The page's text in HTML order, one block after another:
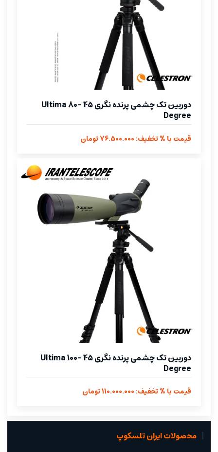
دوربین تک چشمی پرنده نگری Ultima 80- 45
Degree
قیمت با % تخفیف: 76.500.000 تومان
دوربین تک چشمی پرنده نگری Ultima 100- 45
Degree
قیمت با % تخفیف: 110.000.000 تومان
محصولات ایران تلسکوپ